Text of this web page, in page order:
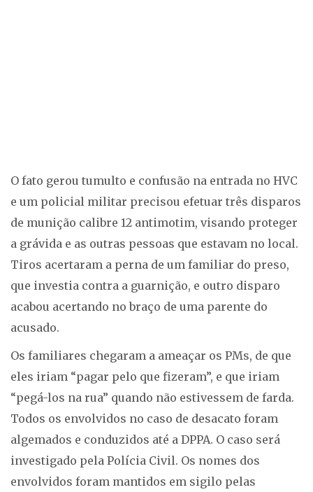
O fato gerou tumulto e confusão na entrada no HVC
e um policial militar precisou efetuar três disparos
de munição calibre 12 antimotim, visando proteger
a grávida e as outras pessoas que estavam no local.
Tiros acertaram a perna de um familiar do preso,
que investia contra a guarnição, e outro disparo
acabou acertando no braço de uma parente do
acusado.
Os familiares chegaram a ameaçar os PMs, de que
eles iriam “pagar pelo que fizeram”, e que iriam
“pegá-los na rua” quando não estivessem de farda.
Todos os envolvidos no caso de desacato foram
algemados e conduzidos até a DPPA. O caso será
investigado pela Polícia Civil. Os nomes dos
envolvidos foram mantidos em sigilo pelas